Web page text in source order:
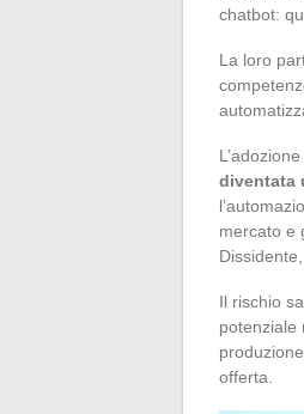
chatbot:
La loro
diventata
mercato e
Il rischio
potenziale
offerta.